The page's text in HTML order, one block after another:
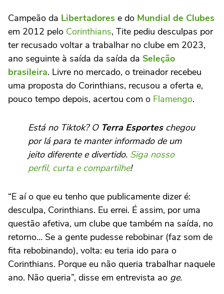
Campeão da Libertadores e do Mundial de Clubes
em 2012 pelo Corinthians, Tite pediu desculpas por
ter recusado voltar a trabalhar no clube em 2023,
ano seguinte à saída da saída da Seleção
brasileira. Livre no mercado, o treinador recebeu
uma proposta do Corinthians, recusou a oferta e,
pouco tempo depois, acertou com o Flamengo.
Está no Tiktok? O Terra Esporteschegou
por lá para te manter informado de um
jeito diferente e divertido. Siga nosso
perfil, curta e compartilhe!
“E aí o que eu tenho que publicamente dizer é:
desculpa, Corinthians. Eu errei. É assim, por uma
questão afetiva, um clube que também na saída, no
retorno… Se a gente pudesse rebobinar (faz som de
fita rebobinando), volta: eu teria ido para o
Corinthians. Porque eu não queria trabalhar naquele
ano. Não queria”, disse em entrevista ao ge.